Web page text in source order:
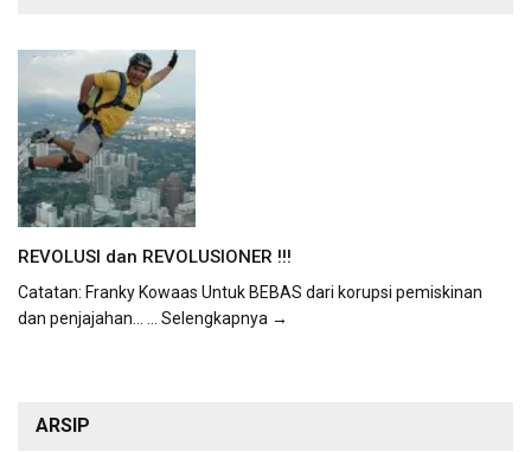
REVOLUSI dan REVOLUSIONER !!!
Catatan: Franky Kowaas Untuk BEBAS dari korupsi pemiskinan
dan penjajahan...
... Selengkapnya →
ARSIP